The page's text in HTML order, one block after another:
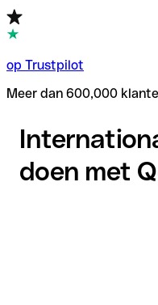
op Trustpilot
Meer dan 600,000
doen met